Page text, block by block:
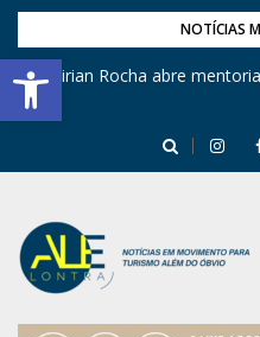
Barra de Ferramentas Aberta
NOTÍCIAS
Mirian Rocha abre